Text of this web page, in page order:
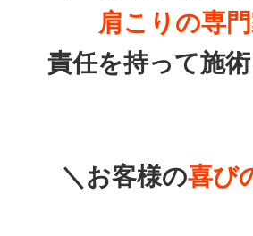
肩こりの専
責任を持って施術
＼お客様の喜び